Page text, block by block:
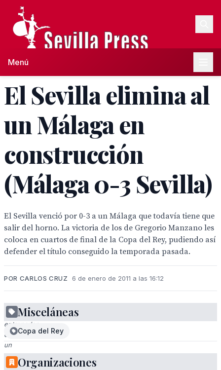
Menú
El Sevilla elimina al
un Málaga en
construcción
(Málaga 0-3 Sevilla)
El Sevilla venció por 0-3 a un Málaga que todavía tiene que
salir del horno. La victoria de los de Gregorio Manzano les
coloca en cuartos de final de la Copa del Rey, pudiendo así
defender el título conseguido la temporada pasada.
POR CARLOS CRUZ 6 de enero de 2011 a las 16:12
Un
entrenador
en
un
campo
de
Misceláneas
Copa del Rey
Organizaciones